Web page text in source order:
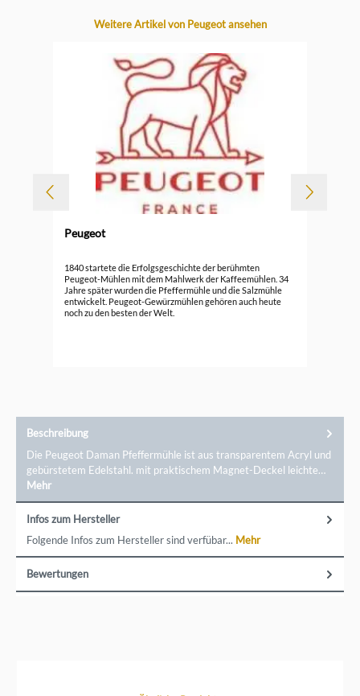
Produktgalerie überspringen
Weitere Artikel von Peugeot ansehen
Peugeot
1840 startete die Erfolgsgeschichte der berühmten
Peugeot-Mühlen mit dem Mahlwerk der Kaffeemühlen. 34
Jahre später wurden die Pfeffermühle und die Salzmühle
entwickelt. Peugeot-Gewürzmühlen gehören auch heute
noch zu den besten der Welt.
Beschreibung
Die Peugeot Daman Pfeffermühle ist aus transparentem Acryl und
gebürstetem Edelstahl. mit praktischem Magnet-Deckel leichte…
Mehr
Infos zum Hersteller
Folgende Infos zum Hersteller sind verfübar... Mehr
Bewertungen